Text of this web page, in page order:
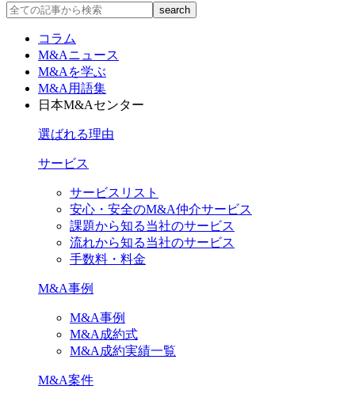
コラム
M&Aニュース
M&Aを学ぶ
M&A用語集
日本M&Aセンター
選ばれる理由
サービス
サービスリスト
安心・安全のM&A仲介サービス
課題から知る当社のサービス
流れから知る当社のサービス
手数料・料金
M&A事例
M&A事例
M&A成約式
M&A成約実績一覧
M&A案件